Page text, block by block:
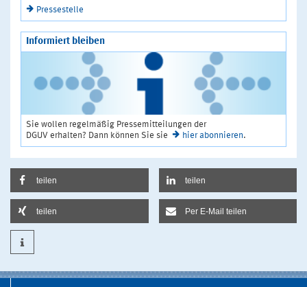
Pressestelle
Informiert bleiben
Sie wollen regelmäßig Pressemitteilungen der
DGUV erhalten? Dann können Sie sie
hier abonnieren.
teilen teilen
teilen Per E-Mail teilen